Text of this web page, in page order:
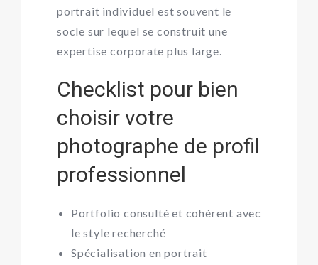
portrait individuel est souvent le
socle sur lequel se construit une
expertise corporate plus large.
Checklist pour bien
choisir votre
photographe de profil
professionnel
Portfolio consulté et cohérent avec
le style recherché
Spécialisation en portrait